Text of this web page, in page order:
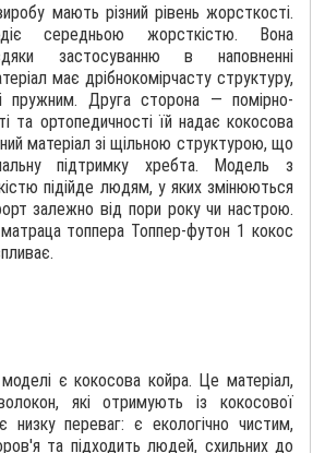
мають різний рівень жорсткості.
середньою жорсткістю. Вона
застосуванню в наповненні
має дрібнокомірчасту структуру,
Друга сторона — помірно-
та ортопедичності їй надає кокосова
матеріал зі щільною структурою, що
підтримку хребта. Модель з
підійде людям, у яких змінюються
залежно від пори року чи настрою.
топпера Топпер-футон 1 кокос
є кокосова койра. Це матеріал,
які отримують із кокосової
низку переваг: є екологічно чистим,
та підходить людей, схильних до